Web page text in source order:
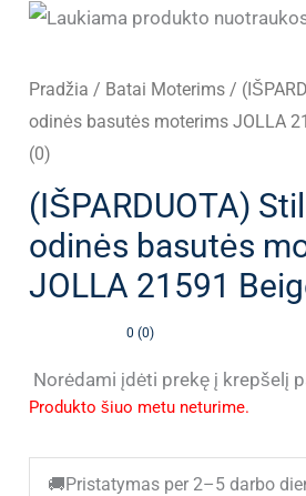
Pradžia / Batai Moterims /
odinės basutės moterims JOLLA
(0)
(IŠPARDUOTA)
odinės basutės
JOLLA 21591
0 (0)
Norėdami įdėti prekę į krepšelį
Produkto šiuo metu neturime.
🚚Pristatymas per 2–5 darbo